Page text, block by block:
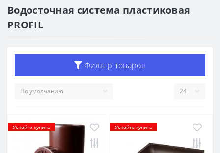
Водосточная система пластиковая
PROFIL
Фильтр товаров
Успейте купить Успейте купить